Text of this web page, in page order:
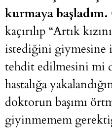
kurmaya başladım.
kaçırılıp “Artık
istediğini giymesine
tehdit edilmesini mi
hastalığa
doktorun başımı
giyinmemem